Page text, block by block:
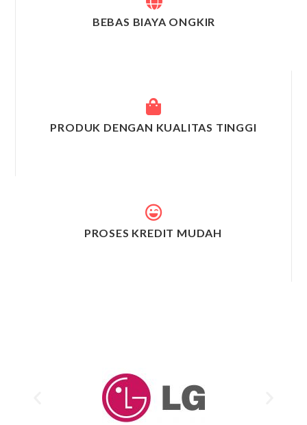
BEBAS BIAYA ONGKIR
PRODUK DENGAN KUALITAS TINGGI
PROSES KREDIT MUDAH